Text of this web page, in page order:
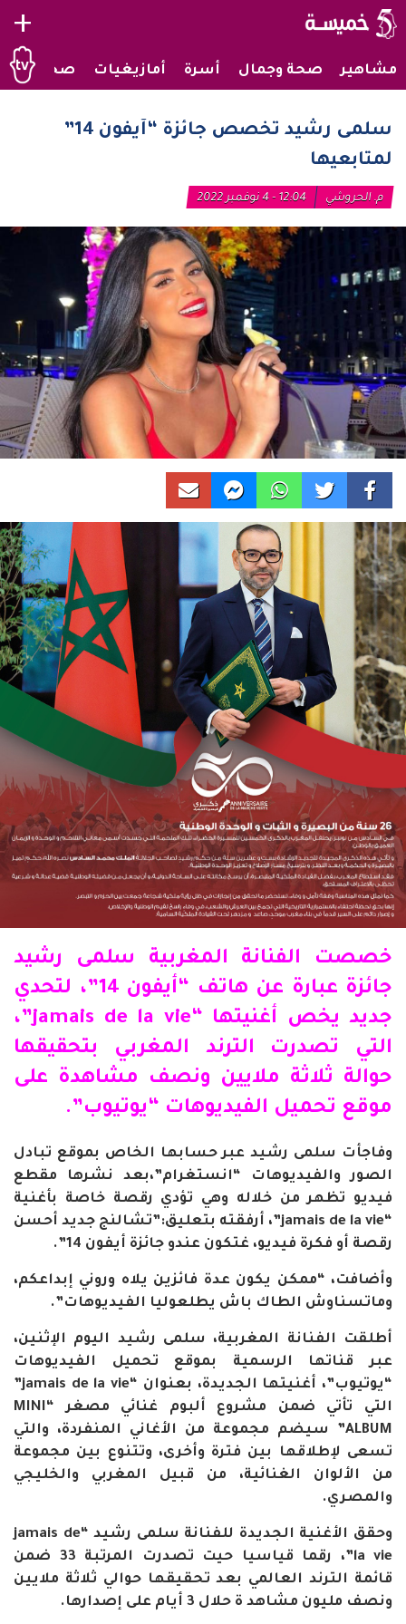
+
مشاهير صحة وجمال أسرة أمازيغيات صحراويات
سلمى رشيد تخصص جائزة “آيفون 14”
لمتابعيها
م. الحروشي 12:04 - 4 نوفمبر 2022
خصصت الفنانة المغربية سلمى رشيد
جائزة عبارة عن هاتف “أيفون 14”، لتحدي
جديد يخص أغنيتها “jamais de la vie”،
التي تصدرت الترند المغربي بتحقيقها
حوالة ثلاثة ملايين ونصف مشاهدة على
موقع تحميل الفيديوهات “يوتيوب”.
وفاجأت سلمى رشيد عبر حسابها الخاص بموقع تبادل
الصور والفيديوهات “انستغرام”،بعد نشرها مقطع
فيديو تظهر من خلاله وهي تؤدي رقصة خاصة بأغنية
“jamais de la vie”، أرفقته بتعليق:”تشالنج جديد أحسن
رقصة أو فكرة فيديو، غتكون عندو جائزة أيفون 14”.
وأضافت، “ممكن يكون عدة فائزين يلاه وروني إبداعكم،
وماتسناوش الطاك باش يطلعوليا الفيديوهات”.
أطلقت الفنانة المغربية، سلمى رشيد اليوم الإثنين،
عبر قناتها الرسمية بموقع تحميل الفيديوهات
“يوتيوب”، أغنيتها الجديدة، بعنوان “jamais de la vie”
التي تأتي ضمن مشروع ألبوم غنائي مصغر “MINI
ALBUM” سيضم مجموعة من الأغاني المنفردة، والتي
تسعى لإطلاقها بين فترة وأخرى، وتتنوع بين مجموعة
من الألوان الغنائية، من قبيل المغربي والخليجي
والمصري.
وحقق الأغنية الجديدة للفنانة سلمى رشيد “jamais de
la vie”، رقما قياسيا حيت تصدرت المرتبة 33 ضمن
قائمة الترند العالمي بعد تحقيقها حوالي ثلاثة ملايين
ونصف مليون مشاهد ة حلال 3 أيام على إصدارها.